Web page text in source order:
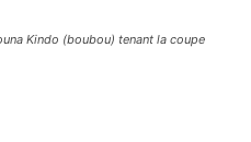
Kindo (boubou) tenant la coupe